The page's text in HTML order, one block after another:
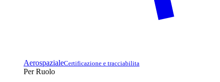
AerospazialeCertificazione e tracciabilita
Per Ruolo